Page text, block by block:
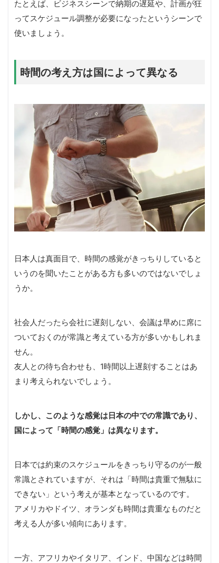
たとえば、ビジネスシーンで納期の遅延や、計画が狂
ってスケジュール調整が必要になったというシーンで
使いましょう。
時間の考え方は国によって異なる
日本人は真面目で、時間の感覚がきっちりしていると
いうのを聞いたことがある方も多いのではないでしょ
うか。
社会人だったら会社に遅刻しない、会議は早めに席に
ついておくのが常識と考えている方が多いかもしれま
せん。
友人との待ち合わせも、1時間以上遅刻することはあ
まり考えられないでしょう。
しかし、このような感覚は日本の中での常識であり、
国によって「時間の感覚」は異なります。
日本では約束のスケジュールをきっちり守るのが一般
常識とされていますが、それは「時間は貴重で無駄に
できない」という考えが基本となっているのです。
アメリカやドイツ、オランダも時間は貴重なものだと
考える人が多い傾向にあります。
一方、アフリカやイタリア、インド、中国などは時間